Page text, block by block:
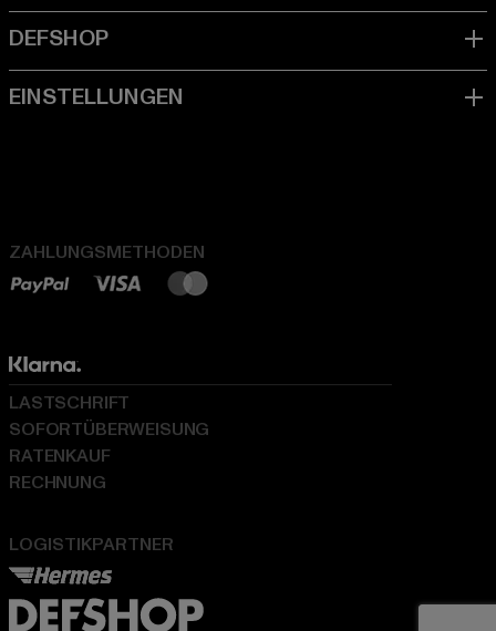
ZAHLUNGSMETHODEN
LOGISTIKPARTNER
LASTSCHRIFT
SOFORTÜBERWEISUNG
RATENKAUF
RECHNUNG